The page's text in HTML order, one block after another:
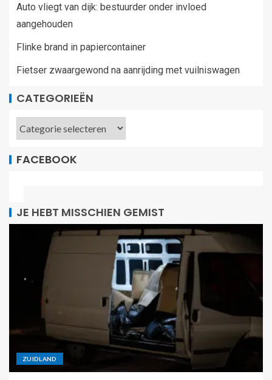
Auto vliegt van dijk: bestuurder onder invloed
aangehouden
Flinke brand in papiercontainer
Fietser zwaargewond na aanrijding met vuilniswagen
CATEGORIEËN
FACEBOOK
JE HEBT MISSCHIEN GEMIST
ZUIDLAND